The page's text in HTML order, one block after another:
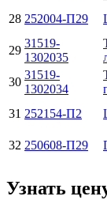
28 252004-П29
29
31519-
1302035
30
31519-
1302034
31 252154-П2
32 250608-П29
Узнать